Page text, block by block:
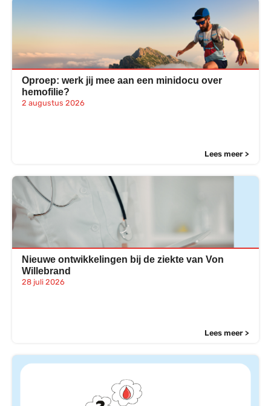
Oproep: werk jij mee aan een minidocu over
hemofilie?
2 augustus 2026
Lees meer >
Nieuwe ontwikkelingen bij de ziekte van Von
Willebrand
28 juli 2026
Lees meer >